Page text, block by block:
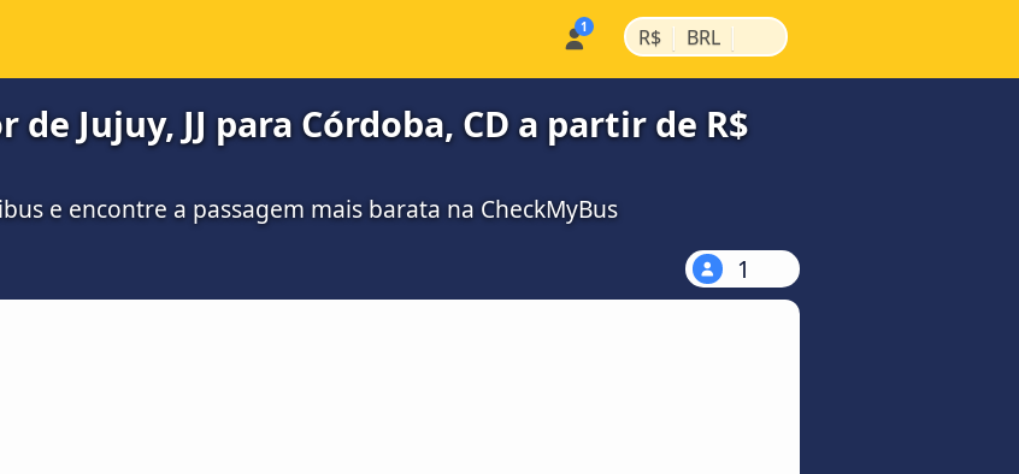
R$ | BRL |
de Jujuy, JJ para Córdoba, CD a partir de R$
e encontre a passagem mais barata na CheckMyBus
1